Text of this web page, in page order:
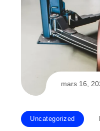
mars 16,
Uncategorized